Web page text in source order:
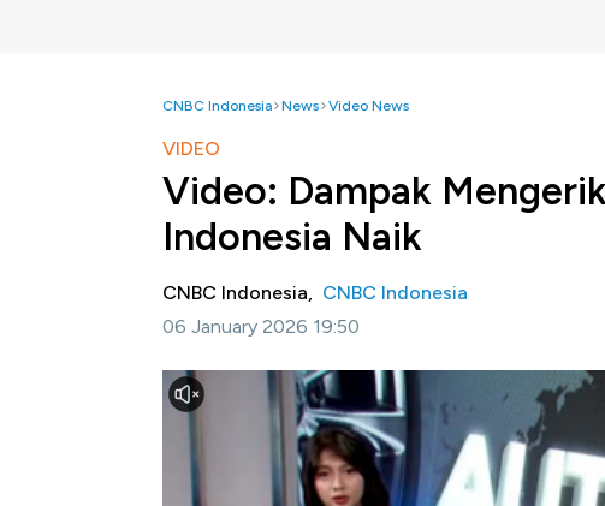
CNBC Indonesia News Video News
VIDEO
Video: Dampak
Indonesia Naik
CNBC Indonesia, CNBC Indonesia
06 January 2026 19:50
Jakarta, CNBC Indonesia - Rencana Kementerian
tanah air menuai penolakan keras dari asosiasi
menciptakan krisis baru yang berdampak buruk
hingga masyarakat pengguna jasa.